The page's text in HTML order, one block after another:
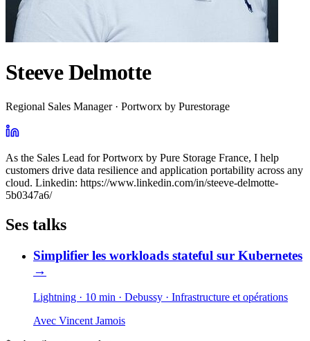
Steeve Delmotte
Regional Sales Manager · Portworx by Purestorage
As the Sales Lead for Portworx by Pure Storage France, I help
customers drive data resilience and application portability across any
cloud. Linkedin: https://www.linkedin.com/in/steeve-delmotte-
5b0347a6/
Ses talks
Simplifier les workloads stateful sur Kubernetes
→
Lightning · 10 min · Debussy · Infrastructure et opérations
Avec Vincent Jamois